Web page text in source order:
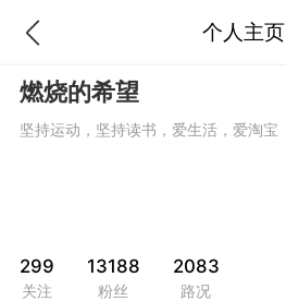
个人主页
燃烧的希望
坚持运动，坚持读书，爱生活，爱淘宝
299
关注
13188
粉丝
2083
路况